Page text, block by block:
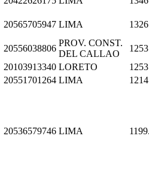
20565705947 LIMA
20556038806
PROV. CONST.
DEL CALLAO
20103913340 LORETO
20551701264 LIMA
20536579746 LIMA